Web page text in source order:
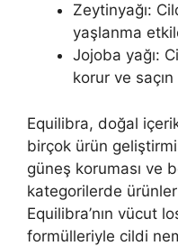
Zeytinyağı:
yaşlanma
Jojoba yağı:
korur ve saçın
Equilibra, doğal
birçok ürün
güneş koruması ve
kategorilerde
Equilibra’nın vücut
formülleriyle cildi